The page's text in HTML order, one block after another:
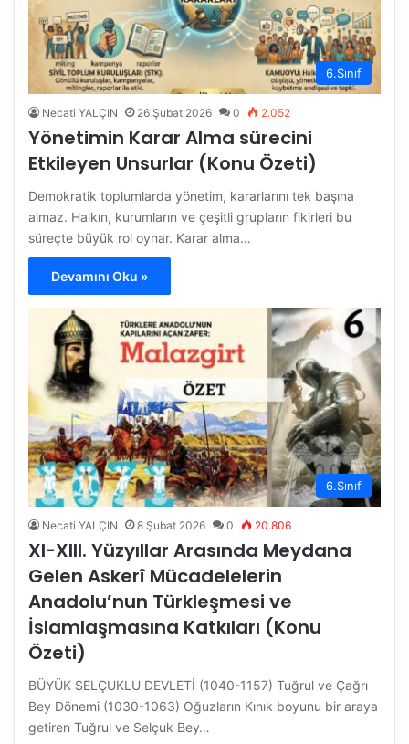
6.Sınıf
Necati YALÇIN 26 Şubat 2026 0 2.052
Yönetimin Karar Alma sürecini
Etkileyen Unsurlar (Konu Özeti)
Demokratik toplumlarda yönetim, kararlarını tek başına
almaz. Halkın, kurumların ve çeşitli grupların fikirleri bu
süreçte büyük rol oynar. Karar alma…
Devamını Oku »
6.Sınıf
Necati YALÇIN 8 Şubat 2026 0 20.806
XI-XIII. Yüzyıllar Arasında Meydana
Gelen Askerî Mücadelelerin
Anadolu’nun Türkleşmesi ve
İslamlaşmasına Katkıları (Konu
Özeti)
BÜYÜK SELÇUKLU DEVLETİ (1040-1157) Tuğrul ve Çağrı
Bey Dönemi (1030-1063) Oğuzların Kınık boyunu bir araya
getiren Tuğrul ve Selçuk Bey…